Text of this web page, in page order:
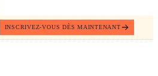
INSCRIVEZ-VOUS DÈS MAINTENANT